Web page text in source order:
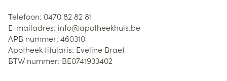
Telefoon: 0470 82 82 81
E-mailadres: info@apotheekhuis.be
APB nummer: 460310
Apotheek titularis: Eveline Braet
BTW nummer: BE0741933402